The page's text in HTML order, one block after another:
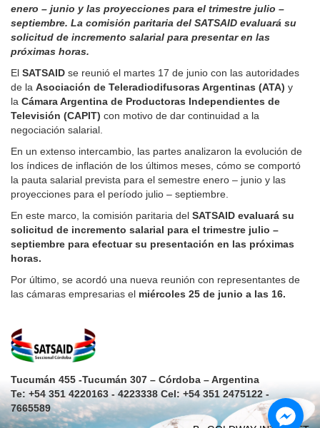
enero – junio y las proyecciones para el trimestre julio –
septiembre. La comisión paritaria del SATSAID evaluará su
solicitud de incremento salarial para presentar en las
próximas horas.
El SATSAID se reunió el martes 17 de junio con las autoridades
de la Asociación de Teleradiodifusoras Argentinas (ATA) y
la Cámara Argentina de Productoras Independientes de
Televisión (CAPIT) con motivo de dar continuidad a la
negociación salarial.
En un extenso intercambio, las partes analizaron la evolución de
los índices de inflación de los últimos meses, cómo se comportó
la pauta salarial prevista para el semestre enero – junio y las
proyecciones para el período julio – septiembre.
En este marco, la comisión paritaria del SATSAID evaluará su
solicitud de incremento salarial para el trimestre julio –
septiembre para efectuar su presentación en las próximas
horas.
Por último, se acordó una nueva reunión con representantes de
las cámaras empresarias el miércoles 25 de junio a las 16.
Tucumán 455 -Tucumán 307 – Córdoba – Argentina
Te: +54 351 4220163 - 4223338 Cel: +54 351 2475122 -
7665589